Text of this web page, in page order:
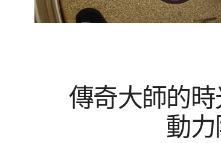
傳奇大師的
動